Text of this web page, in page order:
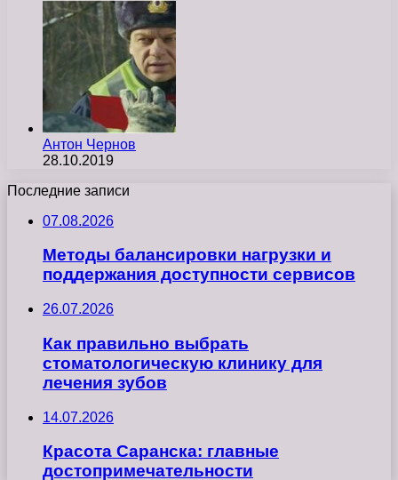
Антон Чернов
28.10.2019
Последние записи
07.08.2026
Методы балансировки нагрузки и
поддержания доступности сервисов
26.07.2026
Как правильно выбрать
стоматологическую клинику для
лечения зубов
14.07.2026
Красота Саранска: главные
достопримечательности